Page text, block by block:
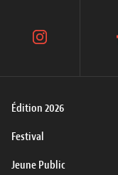
Édition 2026
Festival
Jeune Public
instagram